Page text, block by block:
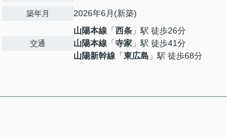
築年月 2026年6月(新築)
交通
山陽本線 「西条 」駅 徒歩26分
山陽本線 「寺家 」駅 徒歩41分
山陽新幹線 「東広島 」駅 徒歩68分